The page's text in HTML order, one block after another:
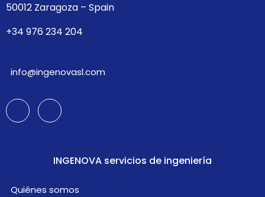
50012 Zaragoza – Spain
+34 976 234 204
info@ingenovasl.com
INGENOVA servicios de ingeniería
Quiénes somos